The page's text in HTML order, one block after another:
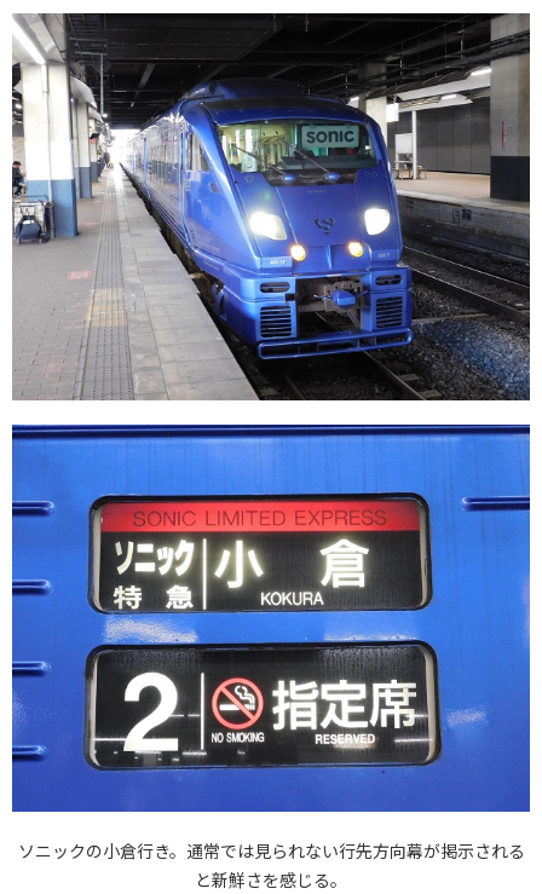
ソニックの小倉行き。通常では見られない行先方向幕が掲示される
と新鮮さを感じる。